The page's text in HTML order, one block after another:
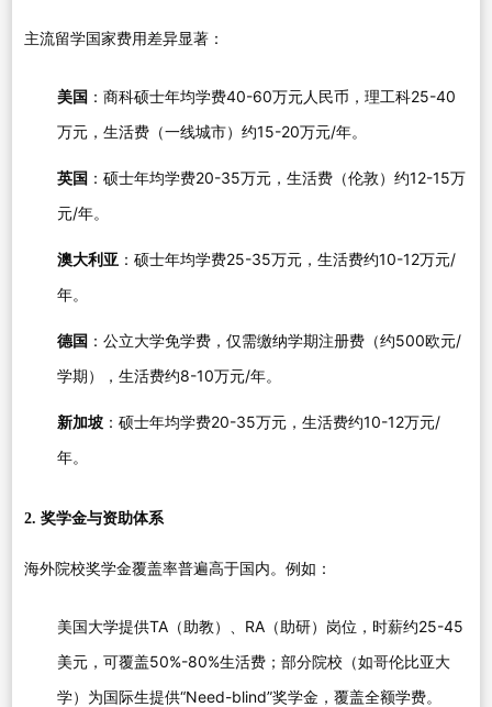
主流留学国家费用差异显著：
美国 ：商科硕士年均学费40-60万元人民币，理工科25-40
万元，生活费（一线城市）约15-20万元/年。
英国 ：硕士年均学费20-35万元，生活费（伦敦）约12-15万
元/年。
澳大利亚 ：硕士年均学费25-35万元，生活费约10-12万元/
年。
德国 ：公立大学免学费，仅需缴纳学期注册费（约500欧元/
学期），生活费约8-10万元/年。
新加坡：硕士年均学费20-35万元，生活费约10-12万元/
年。
2. 奖学金与资助体系
海外院校奖学金覆盖率普遍高于国内。例如：
美国大学提供TA（助教）、RA（助研）岗位，时薪约25-45
美元，可覆盖50%-80%生活费；部分院校（如哥伦比亚大
学）为国际生提供“Need-blind”奖学金，覆盖全额学费。